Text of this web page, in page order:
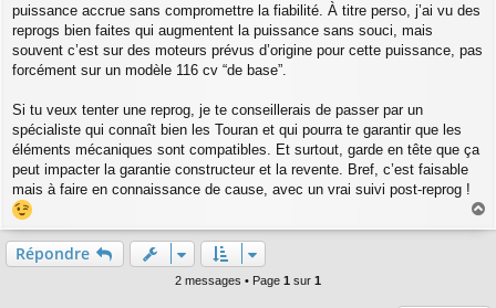
puissance accrue sans compromettre la fiabilité. À titre perso, j’ai vu des
reprogs bien faites qui augmentent la puissance sans souci, mais
souvent c’est sur des moteurs prévus d’origine pour cette puissance, pas
forcément sur un modèle 116 cv “de base”.
Si tu veux tenter une reprog, je te conseillerais de passer par un
spécialiste qui connaît bien les Touran et qui pourra te garantir que les
éléments mécaniques sont compatibles. Et surtout, garde en tête que ça
peut impacter la garantie constructeur et la revente. Bref, c’est faisable
mais à faire en connaissance de cause, avec un vrai suivi post-reprog !
Répondre
2 messages • Page 1 sur 1